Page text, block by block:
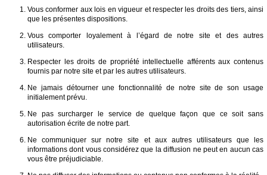
Vous conformer aux lois en vigueur et respecter les droits des tiers, ainsi
que les présentes dispositions.
Vous comporter loyalement à l’égard de notre site et des autres
utilisateurs.
Respecter les droits de propriété intellectuelle afférents aux contenus
fournis par notre site et par les autres utilisateurs.
Ne jamais détourner une fonctionnalité de notre site de son usage
initialement prévu.
Ne pas surcharger le service de quelque façon que ce soit sans
autorisation écrite de notre part.
Ne communiquer sur notre site et aux autres utilisateurs que les
informations dont vous considérez que la diffusion ne peut en aucun cas
vous être préjudiciable.